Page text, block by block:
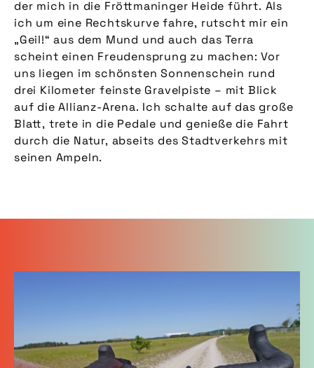
der mich in die Fröttmaninger Heide führt. Als
ich um eine Rechtskurve fahre, rutscht mir ein
„Geil!“ aus dem Mund und auch das Terra
scheint einen Freudensprung zu machen: Vor
uns liegen im schönsten Sonnenschein rund
drei Kilometer feinste Gravelpiste – mit Blick
auf die Allianz-Arena. Ich schalte auf das große
Blatt, trete in die Pedale und genieße die Fahrt
durch die Natur, abseits des Stadtverkehrs mit
seinen Ampeln.